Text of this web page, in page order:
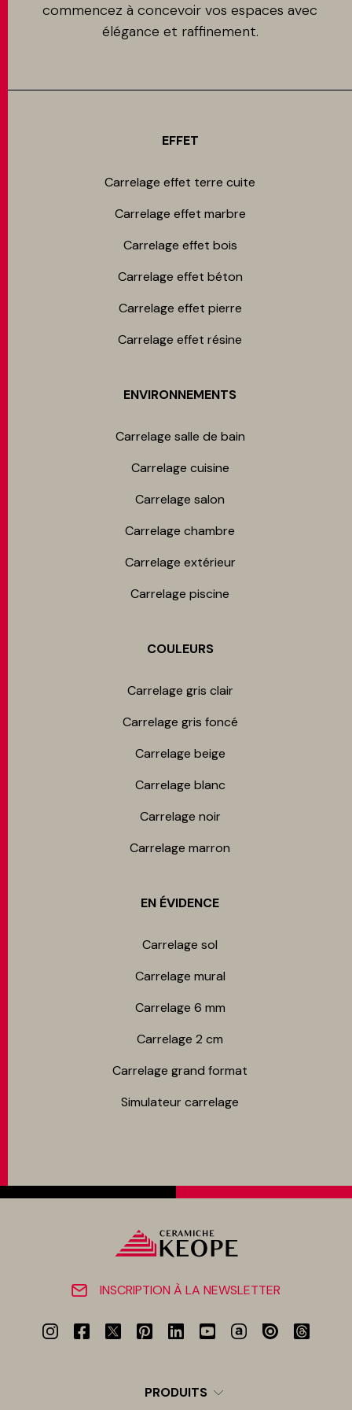
commencez à concevoir vos espaces avec
élégance et raffinement.
EFFET
Carrelage effet terre cuite
Carrelage effet marbre
Carrelage effet bois
Carrelage effet béton
Carrelage effet pierre
Carrelage effet résine
ENVIRONNEMENTS
Carrelage salle de bain
Carrelage cuisine
Carrelage salon
Carrelage chambre​
Carrelage extérieur
Carrelage piscine
COULEURS
Carrelage gris clair
Carrelage gris foncé
Carrelage beige
Carrelage blanc
Carrelage noir
Carrelage marron
EN ÉVIDENCE
Carrelage sol
Carrelage mur​al
Carrelage 6 mm
Carrelage 2 cm
Carrelage grand format
Simulateur carrelage
INSCRIPTION À LA NEWSLETTER
PRODUITS